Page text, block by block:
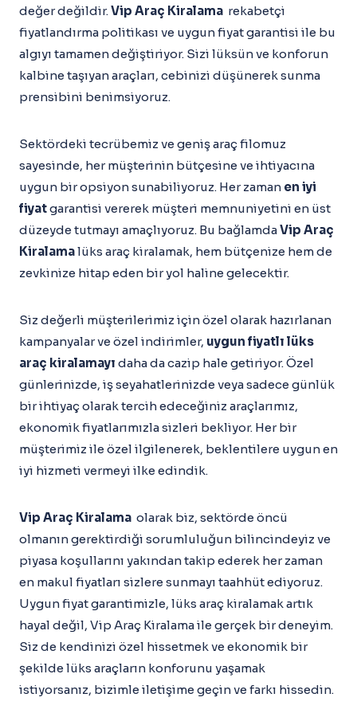
değer değildir.Vip Araç Kiralama rekabetçi
fiyatlandırma politikası ve uygun fiyat garantisi ile bu
algıyı tamamen değiştiriyor. Sizi lüksün ve konforun
kalbine taşıyan araçları, cebinizi düşünerek sunma
prensibini benimsiyoruz.
Sektördeki tecrübemiz ve geniş araç filomuz
sayesinde, her müşterinin bütçesine ve ihtiyacına
uygun bir opsiyon sunabiliyoruz. Her zaman en iyi
fiyatgarantisi vererek müşteri memnuniyetini en üst
düzeyde tutmayı amaçlıyoruz. Bu bağlamdaVip Araç
Kiralamalüks araç kiralamak, hem bütçenize hem de
zevkinize hitap eden bir yol haline gelecektir.
Siz değerli müşterilerimiz için özel olarak hazırlanan
kampanyalar ve özel indirimler, uygun fiyatlı lüks
araç kiralamayı daha da cazip hale getiriyor. Özel
günlerinizde, iş seyahatlerinizde veya sadece günlük
bir ihtiyaç olarak tercih edeceğiniz araçlarımız,
ekonomik fiyatlarımızla sizleri bekliyor. Her bir
müşterimiz ile özel ilgilenerek, beklentilere uygun en
iyi hizmeti vermeyi ilke edindik.
Vip Araç Kiralama olarak biz, sektörde öncü
olmanın gerektirdiği sorumluluğun bilincindeyiz ve
piyasa koşullarını yakından takip ederek her zaman
en makul fiyatları sizlere sunmayı taahhüt ediyoruz.
Uygun fiyat garantimizle, lüks araç kiralamak artık
hayal değil, Vip Araç Kiralama ile gerçek bir deneyim.
Siz de kendinizi özel hissetmek ve ekonomik bir
şekilde lüks araçların konforunu yaşamak
istiyorsanız, bizimle iletişime geçin ve farkı hissedin.